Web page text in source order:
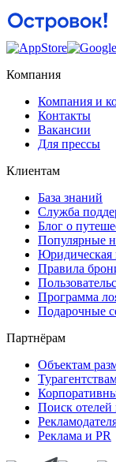
Компания
Компания и
Контакты
Вакансии
Для прессы
Клиентам
База знаний
Служба
Блог о
Популярные
Юридическая
Правила
Программа
Подарочные
Партнёрам
Объектам
Поиск отелей
Реклама и PR